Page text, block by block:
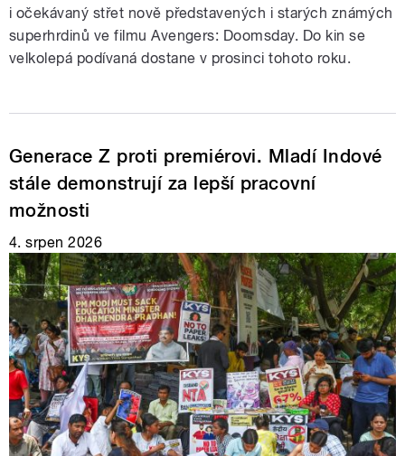
i očekávaný střet nově představených i starých známých
superhrdinů ve filmu Avengers: Doomsday. Do kin se
velkolepá podívaná dostane v prosinci tohoto roku.
Generace Z proti premiérovi. Mladí Indové
stále demonstrují za lepší pracovní
možnosti
4. srpen 2026